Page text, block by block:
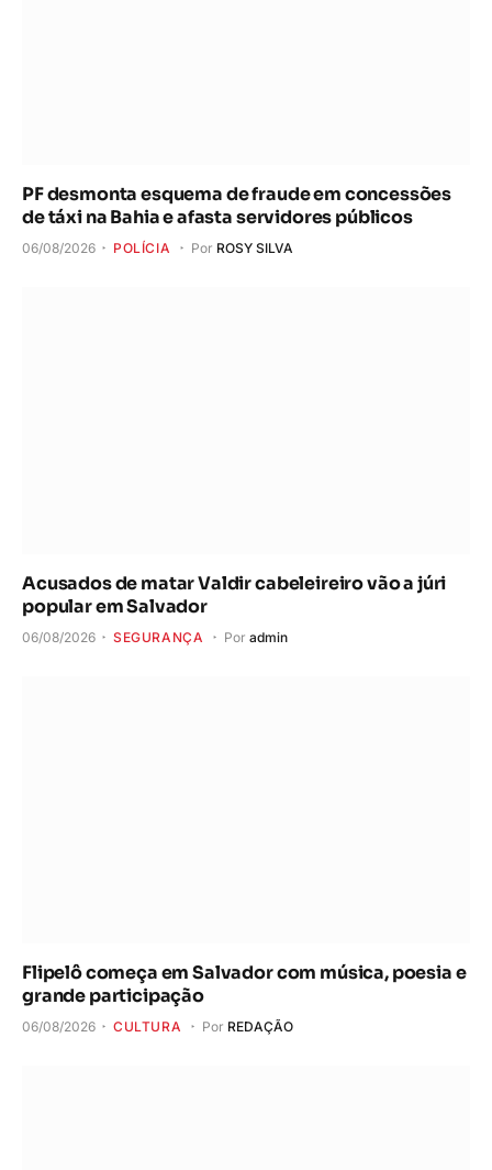
PF desmonta esquema de fraude em concessões
de táxi na Bahia e afasta servidores públicos
06/08/2026 POLÍCIA Por ROSY SILVA
Acusados de matar Valdir cabeleireiro vão a júri
popular em Salvador
06/08/2026 SEGURANÇA Por admin
Flipelô começa em Salvador com música, poesia e
grande participação
06/08/2026 CULTURA Por REDAÇÃO